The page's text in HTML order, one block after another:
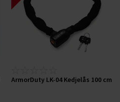
ArmorDuty LK-04 Kedjelås 100 cm